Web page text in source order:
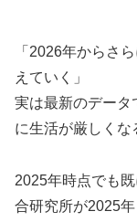
「2026年からさ
えていく」
実は最新のデータ
に生活が厳しくな
2025年時点でも
合研究所が2025